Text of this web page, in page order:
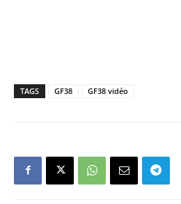
TAGS GF38 GF38 vidéo